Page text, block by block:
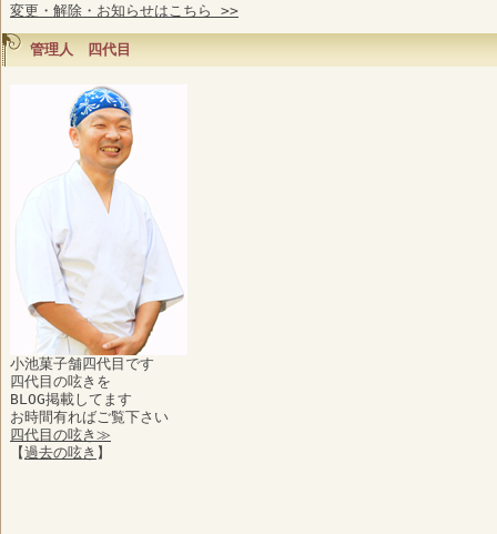
変更・解除・お知らせはこちら >>
管理人 四代目
小池菓子舗四代目です
四代目の呟きを
BLOG掲載してます
お時間有ればご覧下さい
四代目の呟き≫
【過去の呟き 】